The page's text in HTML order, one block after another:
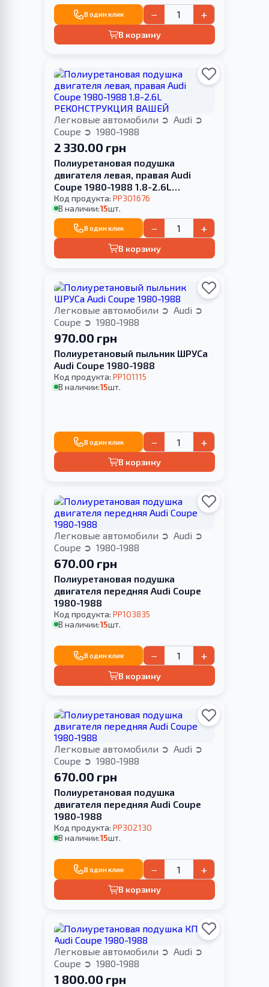
В один клик − +
В корзину
Легковые автомобили
Audi
Coupe
1980-1988
2 330.00 грн
Полиуретановая подушка
двигателя левая, правая Audi
Coupe 1980-1988 1.8-2.6L
РЕКОНСТРУКЦИЯ ВАШЕЙ
Код продукта: PP301676
В наличии:15шт.
В один клик − +
В корзину
Легковые автомобили
Audi
Coupe
1980-1988
970.00 грн
Полиуретановый пыльник ШРУСа
Audi Coupe 1980-1988
Код продукта: PP101115
В наличии:15шт.
В один клик − +
В корзину
Легковые автомобили
Audi
Coupe
1980-1988
670.00 грн
Полиуретановая подушка
двигателя передняя Audi Coupe
1980-1988
Код продукта: PP103835
В наличии:15шт.
В один клик − +
В корзину
Легковые автомобили
Audi
Coupe
1980-1988
670.00 грн
Полиуретановая подушка
двигателя передняя Audi Coupe
1980-1988
Код продукта: PP302130
В наличии:15шт.
В один клик − +
В корзину
Легковые автомобили
Audi
Coupe
1980-1988
1 800.00 грн